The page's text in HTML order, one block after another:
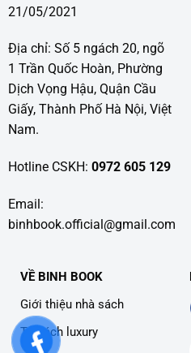
21/05/2021
Địa chỉ: Số 5 ngách 20, ngõ
1 Trần Quốc Hoàn, Phường
Dịch Vọng Hậu, Quận Cầu
Giấy, Thành Phố Hà Nội, Việt
Nam.
Hotline CSKH: 0972 605 129
Email:
binhbook.official@gmail.com
VỀ BINH BOOK
Giới thiệu nhà sách
Tủ sách luxury